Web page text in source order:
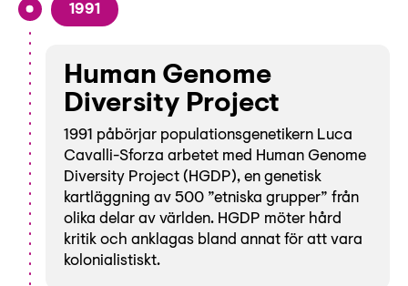
1991
Human Genome
Diversity Project
1991 påbörjar populationsgenetikern Luca
Cavalli-Sforza arbetet med Human Genome
Diversity Project (HGDP), en genetisk
kartläggning av 500 ”etniska grupper” från
olika delar av världen. HGDP möter hård
kritik och anklagas bland annat för att vara
kolonialistiskt.